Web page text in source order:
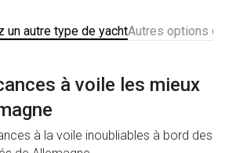
un autre type de yachtAutres options
à voile les mieux
à la voile inoubliables à bord des